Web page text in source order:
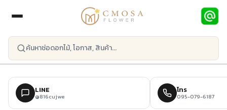
LINE
@816cujwe
โทร
095-079-6187